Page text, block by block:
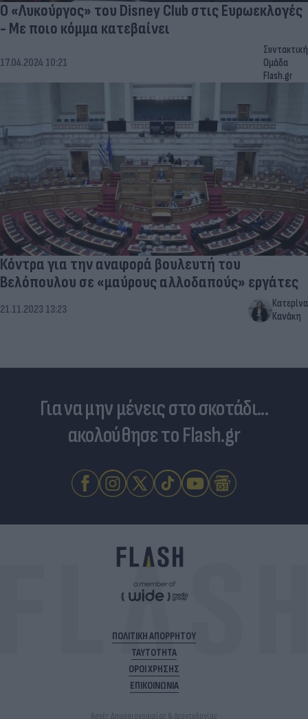
Ο «Λυκούργος» του Disney Club στις Ευρωεκλογές
- Με ποιο κόμμα κατεβαίνει
17.04.2024 10:21
Συντακτική
Ομάδα
Flash.gr
Κόντρα για την αναφορά βουλευτή του
Βελόπουλου σε «μαύρους αλλοδαπούς» εργάτες
21.11.2023 13:23
Κατερίνα
Κανάκη
Για να μην μένεις στο σκοτάδι...
ακολούθησε το Flash.gr
ΠΟΛΙΤΙΚΗ ΑΠΟΡΡΗΤΟΥ
ΤΑΥΤΟΤΗΤΑ
ΟΡΟΙ ΧΡΗΣΗΣ
ΕΠΙΚΟΙΝΩΝΙΑ
Αρχές Δημοσιογραφίας & Δεοντολογίας